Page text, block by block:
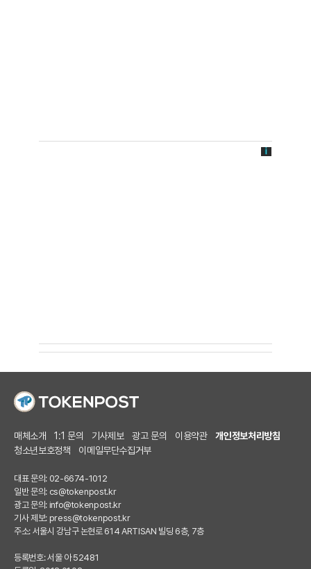
매체소개 1:1 문의 기사제보 광고 문의 이용약관
개인정보처리방침
청소년보호정책
이메일무단수집거부
대표 문의: 02-6674-1012
일반 문의: cs@tokenpost.kr
광고 문의: info@tokenpost.kr
기사 제보: press@tokenpost.kr
주소: 서울시 강남구 논현로 614 ARTISAN 빌딩 6층, 7층
등록번호: 서울 아 52481